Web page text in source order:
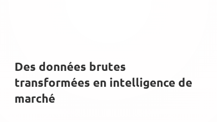
Des données brutes
transformées en intelligence de
marché